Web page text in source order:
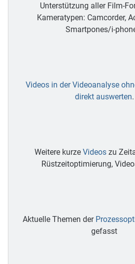
Unterstützung aller Film-
Kameratypen: Camcorder,
Smartpones/i-
Videos in der Videoanalyse
direkt auswerten.
Weitere kurze Videos zu
Rüstzeitoptimierung,
Aktuelle Themen der
gefasst